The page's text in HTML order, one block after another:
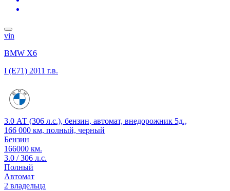
vin
BMW X6
I (E71) 2011 г.в.
3.0 АТ (306 л.с.), бензин, автомат, внедорожник 5д.,
166 000 км, полный, черный
Бензин
166000 км.
3.0 / 306 л.с.
Полный
Автомат
2 владельца